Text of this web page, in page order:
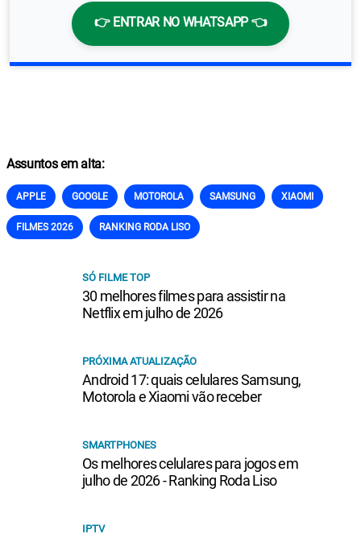
👉 ENTRAR NO WHATSAPP 👈
Assuntos em alta:
APPLE GOOGLE MOTOROLA SAMSUNG XIAOMI
FILMES 2026 RANKING RODA LISO
SÓ FILME TOP
30 melhores filmes para assistir na
Netflix em julho de 2026
PRÓXIMA ATUALIZAÇÃO
Android 17: quais celulares Samsung,
Motorola e Xiaomi vão receber
SMARTPHONES
Os melhores celulares para jogos em
julho de 2026 - Ranking Roda Liso
IPTV